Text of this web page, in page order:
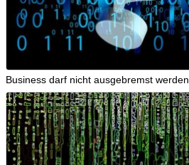
Business darf nicht ausgebremst werden